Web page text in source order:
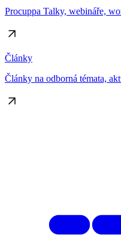
Procuppa Talky, webináře,
Články
Články na odborná témata,